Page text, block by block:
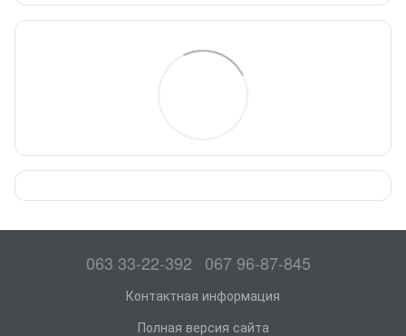
063 33-22-392 067 96-87-845
Контактная информация
Полная версия сайта